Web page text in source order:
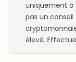
uniquement
pas un
élevé.